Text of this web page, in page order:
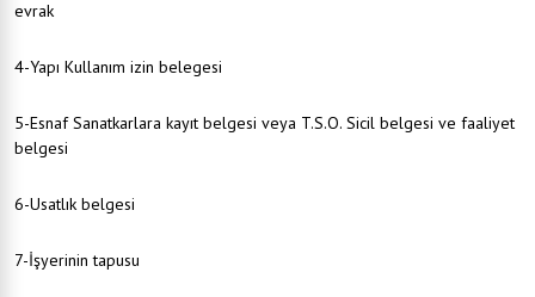
evrak
4-Yapı Kullanım izin belegesi
5-Esnaf Sanatkarlara kayıt belgesi veya T.S.O. Sicil belgesi ve faaliyet
belgesi
6-Usatlık belgesi
7-İşyerinin tapusu